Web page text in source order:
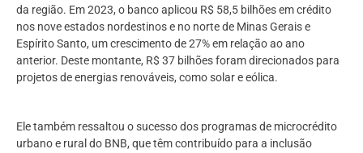
da região. Em 2023, o banco aplicou R$ 58,5 bilhões em crédito
nos nove estados nordestinos e no norte de Minas Gerais e
Espírito Santo, um crescimento de 27% em relação ao ano
anterior. Deste montante, R$ 37 bilhões foram direcionados para
projetos de energias renováveis, como solar e eólica.
Ele também ressaltou o sucesso dos programas de microcrédito
urbano e rural do BNB, que têm contribuído para a inclusão